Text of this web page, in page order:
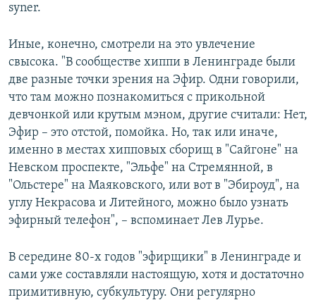
syner.
Иные, конечно, смотрели на это увлечение
свысока. "В сообществе хиппи в Ленинграде были
две разные точки зрения на Эфир. Одни говорили,
что там можно познакомиться с прикольной
девчонкой или крутым мэном, другие считали: Нет,
Эфир – это отстой, помойка. Но, так или иначе,
именно в местах хипповых сборищ в "Сайгоне" на
Невском проспекте, "Эльфе" на Стремянной, в
"Ольстере" на Маяковского, или вот в "Эбироуд", на
углу Некрасова и Литейного, можно было узнать
эфирный телефон", – вспоминает Лев Лурье.
В середине 80-х годов "эфирщики" в Ленинграде и
сами уже составляли настоящую, хотя и достаточно
примитивную, субкультуру. Они регулярно